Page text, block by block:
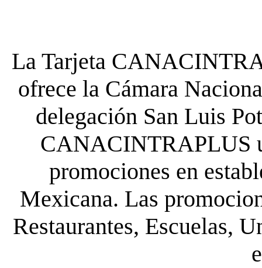
La Tarjeta
ofrece la Cámara
delegación San Luis
CANACINTRAPLUS
promociones en
Mexicana. Las
Restaurantes, Escuelas,